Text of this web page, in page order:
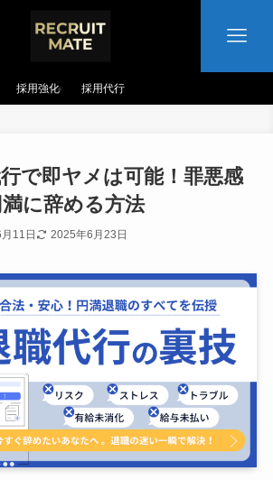
採用強化 採用代行
で即ヤメは可能！罪悪感
に辞める方法
11日 2025年6月23日